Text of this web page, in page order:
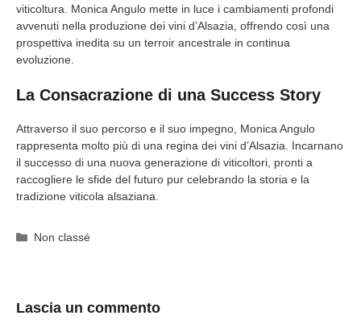
viticoltura. Monica Angulo mette in luce i cambiamenti profondi
avvenuti nella produzione dei vini d’Alsazia, offrendo così una
prospettiva inedita su un terroir ancestrale in continua
evoluzione.
La Consacrazione di una Success Story
Attraverso il suo percorso e il suo impegno, Monica Angulo
rappresenta molto più di una regina dei vini d’Alsazia. Incarnano
il successo di una nuova generazione di viticoltori, pronti a
raccogliere le sfide del futuro pur celebrando la storia e la
tradizione viticola alsaziana.
Categorie
Non classé
Lascia un commento